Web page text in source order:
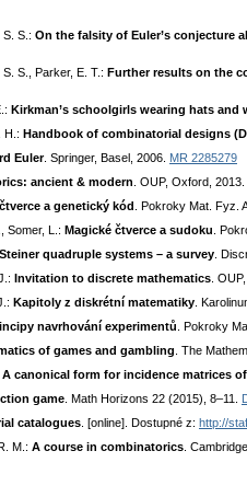
S.: On the falsity of Euler’s conjecture
S., Parker, E. T.: Further results on the
Kirkman’s schoolgirls wearing hats
H.: Handbook of combinatorial designs
Euler. Springer, Basel, 2006. MR 2285279
ancient & modern . OUP, Oxford, 2013.
a genetický kód
. Pokroky Mat. Fyz.
Somer, L.: Magické čtverce a sudoku .
Steiner quadruple systems – a survey .
Invitation to discrete mathematics .
Kapitoly z diskrétní matematiky .
navrhování experimentů . Pokroky
of games and gambling . The
A canonical form for incidence matrices
game . Math Horizons 22 (2015), 8–11.
catalogues . [online]. Dostupné z: http://
M.: A course in combinatorics .